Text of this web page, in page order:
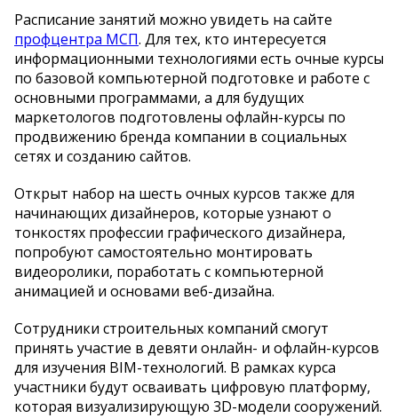
Расписание занятий можно увидеть на сайте
профцентра МСП. Для тех, кто интересуется
информационными технологиями есть очные курсы
по базовой компьютерной подготовке и работе с
основными программами, а для будущих
маркетологов подготовлены офлайн-курсы по
продвижению бренда компании в социальных
сетях и созданию сайтов.
Открыт набор на шесть очных курсов также для
начинающих дизайнеров, которые узнают о
тонкостях профессии графического дизайнера,
попробуют самостоятельно монтировать
видеоролики, поработать с компьютерной
анимацией и основами веб-дизайна.
Сотрудники строительных компаний смогут
принять участие в девяти онлайн- и офлайн-курсов
для изучения BIM-технологий. В рамках курса
участники будут осваивать цифровую платформу,
которая визуализирующую 3D-модели сооружений.